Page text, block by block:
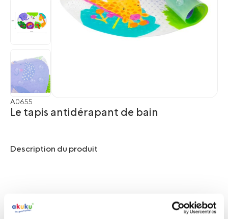
A0655
Le tapis antidérapant de bain
Description du produit
Le tapis antidérapant de marque Akuku est destiné à